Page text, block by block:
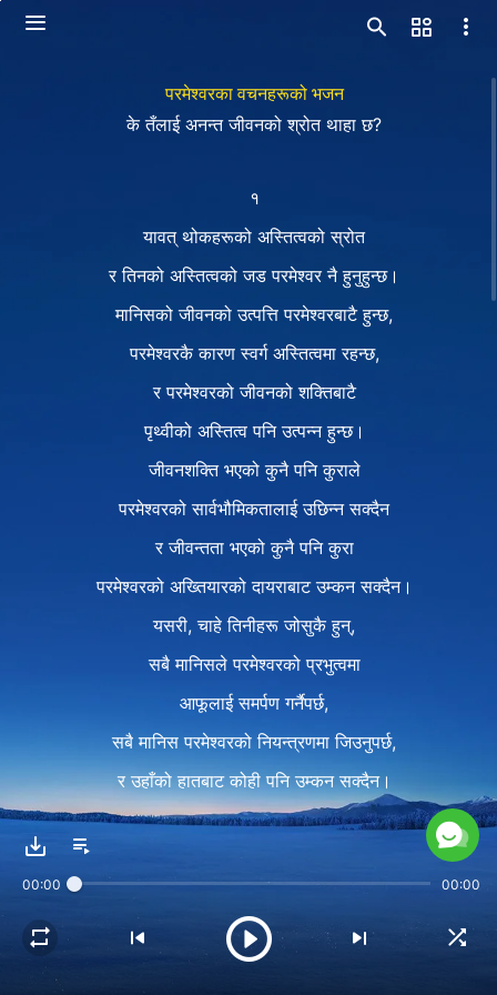
परमेश्‍वरका वचनहरूको भजन
के तँलाई अनन्त जीवनको श्रोत थाहा छ?
१
यावत् थोकहरूको अस्तित्वको स्रोत
र तिनको अस्तित्वको जड परमेश्‍वर नै हुनुहुन्छ।
मानिसको जीवनको उत्पत्ति परमेश्‍वरबाटै हुन्छ,
परमेश्‍वरकै कारण स्वर्ग अस्तित्वमा रहन्छ,
र परमेश्‍वरको जीवनको शक्तिबाटै
पृथ्वीको अस्तित्व पनि उत्पन्‍न हुन्छ।
जीवनशक्ति भएको कुनै पनि कुराले
परमेश्‍वरको सार्वभौमिकतालाई उछिन्‍न सक्दैन
र जीवन्तता भएको कुनै पनि कुरा
परमेश्‍वरको अख्तियारको दायराबाट उम्कन सक्दैन।
यसरी, चाहे तिनीहरू जोसुकै हुन्,
सबै मानिसले परमेश्‍वरको प्रभुत्वमा
आफूलाई समर्पण गर्नैपर्छ,
सबै मानिस परमेश्‍वरको नियन्त्रणमा जिउनुपर्छ,
र उहाँको हातबाट कोही पनि उम्कन सक्दैन।
२
जेसुकै भए पनि,
00:00 00:00